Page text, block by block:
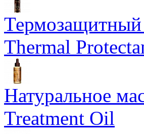
Термозащитный
Thermal
Натуральное
Treatment Oil